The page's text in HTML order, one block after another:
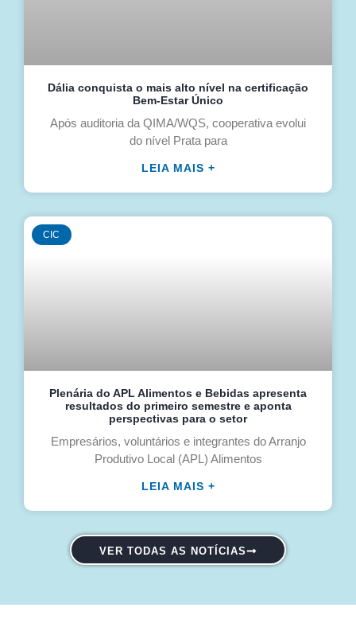
Dália conquista o mais alto nível na certificação
Bem-Estar Único
Após auditoria da QIMA/WQS, cooperativa evolui
do nível Prata para
LEIA MAIS +
CIC
Plenária do APL Alimentos e Bebidas apresenta
resultados do primeiro semestre e aponta
perspectivas para o setor
Empresários, voluntários e integrantes do Arranjo
Produtivo Local (APL) Alimentos
LEIA MAIS +
VER TODAS AS NOTÍCIAS